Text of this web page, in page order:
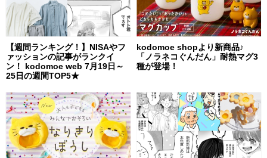
【週間ランキング！】NISAやフ
ァッションの記事がランクイ
ン！ kodomoe web 7月19日～
25日の週間TOP5★
kodomoe shopより新商品♪
「ノラネコぐんだん」耐熱マグ3
種が登場！